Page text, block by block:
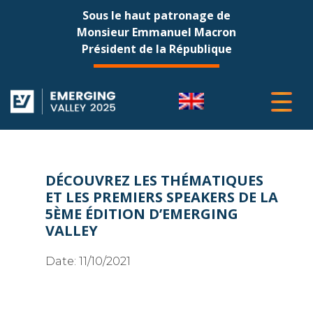
Sous le haut patronage de
Monsieur Emmanuel Macron
Président de la République
DÉCOUVREZ LES THÉMATIQUES
ET LES PREMIERS SPEAKERS DE LA
5ÈME ÉDITION D’EMERGING
VALLEY
Date: 11/10/2021